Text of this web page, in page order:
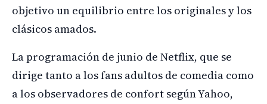
objetivo un equilibrio entre los originales y los
clásicos amados.
La programación de junio de Netflix, que se
dirige tanto a los fans adultos de comedia como
a los observadores de confort según Yahoo,